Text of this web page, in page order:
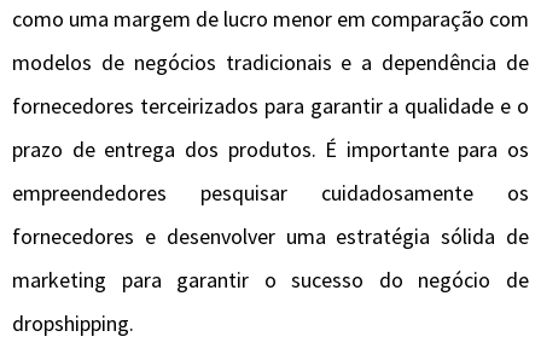
como uma margem de lucro menor em comparação com
modelos de negócios tradicionais e a dependência de
fornecedores terceirizados para garantir a qualidade e o
prazo de entrega dos produtos. É importante para os
empreendedores pesquisar cuidadosamente os
fornecedores e desenvolver uma estratégia sólida de
marketing para garantir o sucesso do negócio de
dropshipping.